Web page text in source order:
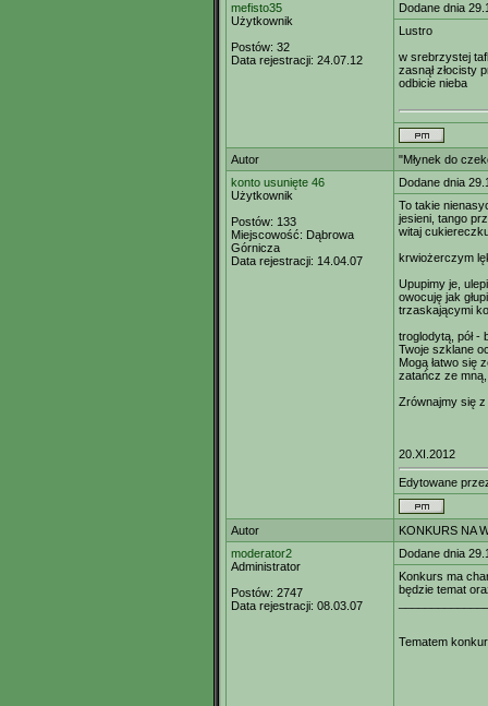
mefisto35
Użytkownik
Postów: 32
Data rejestracji: 24.07.12
Dodane dnia
Lustro
w srebrzystej
zasnął złocisty
odbicie nieba
Autor
"Młynek do
konto usunięte 46
Użytkownik
Postów: 133
Miejscowość: Dąbrowa
Górnicza
Data rejestracji: 14.04.07
Dodane dnia
To takie
jesieni, tango
witaj
krwiożerczym
Upupimy je,
owocuję jak
trzaskającymi
troglodytą, pół -
Twoje szklane
Mogą łatwo się
zatańcz ze
Zrównajmy się z
20.XI.2012
Edytowane
Autor
KONKURS NA
moderator2
Administrator
Postów: 2747
Data rejestracji: 08.03.07
Dodane dnia
Konkurs ma
będzie temat
Tematem